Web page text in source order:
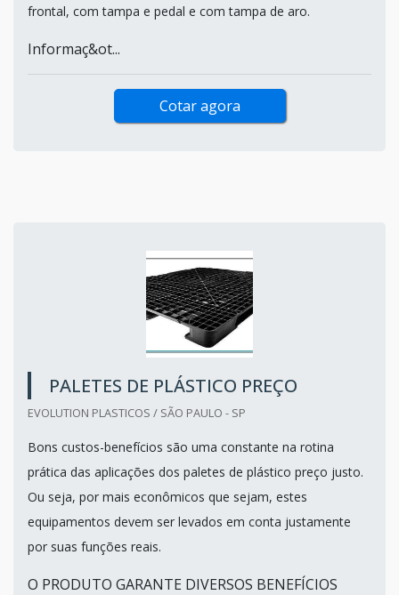
frontal, com tampa e pedal e com tampa de aro.
Informaç&ot...
Cotar agora
PALETES DE PLÁSTICO PREÇO
EVOLUTION PLASTICOS / SÃO PAULO - SP
Bons custos-benefícios são uma constante na rotina
prática das aplicações dos paletes de plástico preço justo.
Ou seja, por mais econômicos que sejam, estes
equipamentos devem ser levados em conta justamente
por suas funções reais.
O PRODUTO GARANTE DIVERSOS BENEFÍCIOS